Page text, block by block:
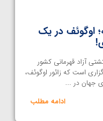
اوگوئف در یک
آزاد قهرمانی کشور
است که زائور اوگوئف،
ادامه مطلب